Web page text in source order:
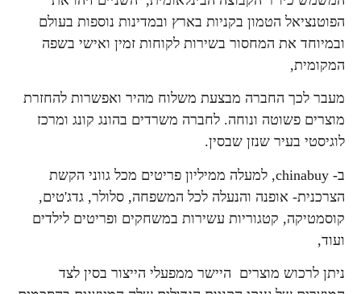
הפוטנציאל הטמון בקניות בארץ ובמדינות נוספות בעולם
ובמיוחד את המחסור בשירות לקוחות זמין ואישי בשפה
המקומית,
מעבר לכך החברה מבצעת משלוח מהיר ואפשרות להחזרת
מוצרים פשוטה ונוחה. לחברה משרדים בהונג קונג ומרכז
לוגיסטי בעיר שנזן שבסין.
ב- chinabuy, למעלה ממיליון פריטים מכל גווני הקשת
הצרכנית- אופנה והנעלה לכל המשפחה, סלולר, גדג'טים,
קוסמטיקה, קטגוריות עשירות במשחקים ופריטים לילדים
ועוד,
ניתן לרכוש מוצרים היישר ממפעלי הייצור בסין לצד